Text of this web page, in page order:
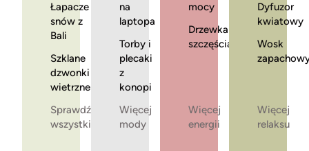
Łapacze
snów z
Bali
Szklane
dzwonki
wietrzne
Sprawdź
wszystkie
na
laptopa
Torby i
plecaki
z
konopi
Więcej
mody
mocy
Drzewka
szczęścia
Więcej
energii
Dyfuzor
kwiatowy
Wosk
Więcej
relaksu